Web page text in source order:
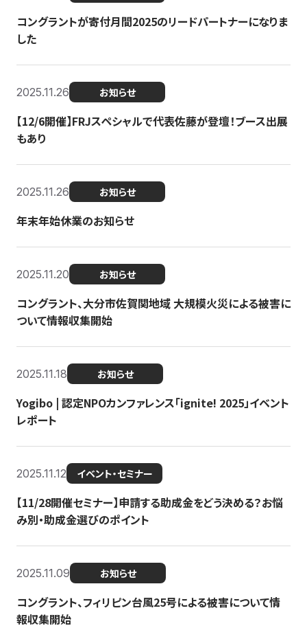
コングラントが寄付月間2025のリードパートナーになりま
した
2025.11.26 お知らせ
【12/6開催】FRJスペシャルで代表佐藤が登壇！ブース出展
もあり
2025.11.26 お知らせ
年末年始休業のお知らせ
2025.11.20 お知らせ
コングラント、大分市佐賀関地域 大規模火災による被害に
ついて情報収集開始
2025.11.18 お知らせ
Yogibo | 認定NPOカンファレンス「ignite! 2025」イベント
レポート
2025.11.12 イベント・セミナー
【11/28開催セミナー】申請する助成金をどう決める？お悩
み別・助成金選びのポイント
2025.11.09 お知らせ
コングラント、フィリピン台風25号による被害について情
報収集開始